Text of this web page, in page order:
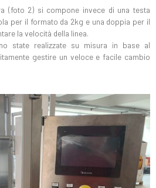
(foto 2) si compone invece di una testa
per il formato da 2kg e una doppia per il
la velocità della linea.
state realizzate su misura in base al
gestire un veloce e facile cambio